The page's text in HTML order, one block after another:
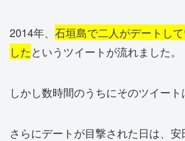
2014年、 石垣島で二人がデートし
したというツイートが流れました。
しかし数時間のうちにそのツイート
さらにデートが目撃された日は、